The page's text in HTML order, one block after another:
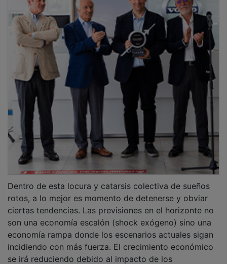
rotos, a lo mejor es momento de detenerse y obviar
ciertas tendencias. Las previsiones en el horizonte no
son una economía escalón (shock exógeno) sino una
economía rampa donde los escenarios actuales sigan
incidiendo con más fuerza. El crecimiento económico
se irá reduciendo debido al impacto de los